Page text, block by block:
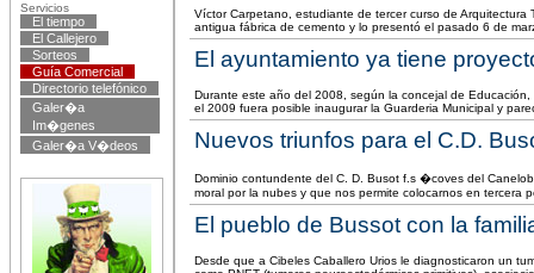
Servicios
El tiempo
El Callejero
Sorteos
Guía Comercial
Directorio telefónico
Galer�a
Im�genes
Galer�a V�deos
Víctor Carpetano, estudiante de tercer curso de
antigua fábrica de cemento y lo presentó el pasado 6 de
El ayuntamiento ya tiene
Durante este año del 2008, según la concejal de
el 2009 fuera posible inaugurar la Guarderia Municipal y
Nuevos triunfos para el C.D.
Dominio contundente del C. D. Busot f.s �coves del
moral por la nubes y que nos permite colocarnos en tercera
El pueblo de Bussot con la
Desde que a Cibeles Caballero Urios le diagnosticaron un